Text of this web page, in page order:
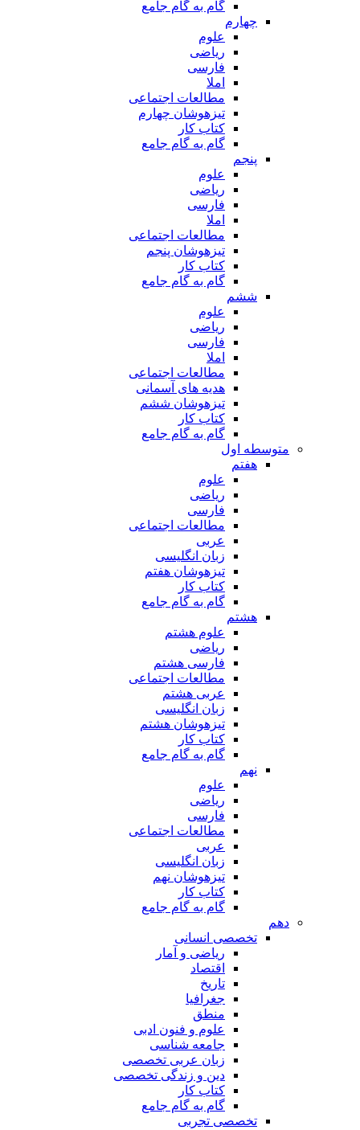
گام به گام جامع
چهارم
علوم
ریاضی
فارسی
املا
مطالعات اجتماعی
تیزهوشان چهارم
کتاب کار
گام به گام جامع
پنجم
علوم
ریاضی
فارسی
املا
مطالعات اجتماعی
تیزهوشان پنجم
کتاب کار
گام به گام جامع
ششم
علوم
ریاضی
فارسی
املا
مطالعات اجتماعی
هدیه های آسمانی
تیزهوشان ششم
کتاب کار
گام به گام جامع
متوسطه اول
هفتم
علوم
ریاضی
فارسی
مطالعات اجتماعی
عربی
زبان انگلیسی
تیزهوشان هفتم
کتاب کار
گام به گام جامع
هشتم
علوم هشتم
ریاضی
فارسی هشتم
مطالعات اجتماعی
عربی هشتم
زبان انگلیسی
تیزهوشان هشتم
کتاب کار
گام به گام جامع
نهم
علوم
ریاضی
فارسی
مطالعات اجتماعی
عربی
زبان انگلیسی
تیزهوشان نهم
کتاب کار
گام به گام جامع
دهم
تخصصی انسانی
ریاضی و آمار
اقتصاد
تاریخ
جغرافیا
منطق
علوم و فنون ادبی
جامعه شناسی
زبان عربی تخصصی
دین و زندگی تخصصی
کتاب کار
گام به گام جامع
تخصصی تجربی